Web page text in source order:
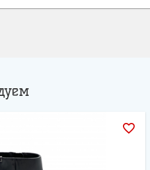
favorite_border